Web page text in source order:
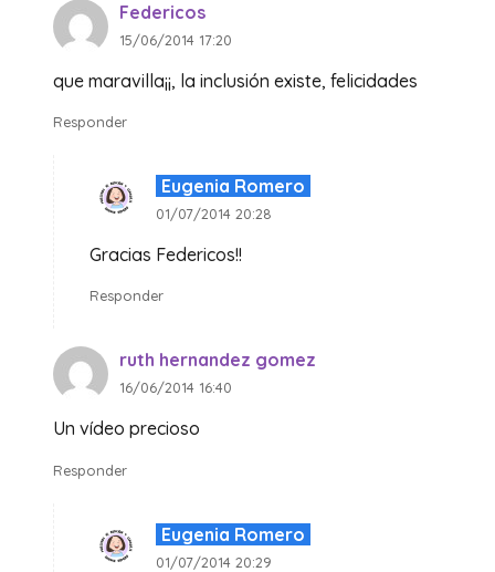
Federicos
15/06/2014 17:20
que maravilla¡¡, la inclusión existe, felicidades
Responder
Eugenia Romero
01/07/2014 20:28
Gracias Federicos!!
Responder
ruth hernandez gomez
16/06/2014 16:40
Un vídeo precioso
Responder
Eugenia Romero
01/07/2014 20:29